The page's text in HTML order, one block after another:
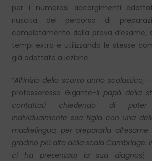
per i numerosi accorgimenti
riuscita del percorso di
completamento della prova d’esame,
tempi extra e utilizzando le stesse
già adottate a lezione.
“All’inizio dello scorso anno scolastico, –
professoressa Gigante-il papà della
contattati chiedendo di
individualmente sua figlia con una
madrelingua, per prepararla
gradino più alto della scala Cambridge.
ci ha presentato la sua diagnosi,